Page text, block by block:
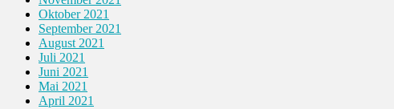
Oktober 2021
September 2021
August 2021
Juli 2021
Juni 2021
Mai 2021
April 2021